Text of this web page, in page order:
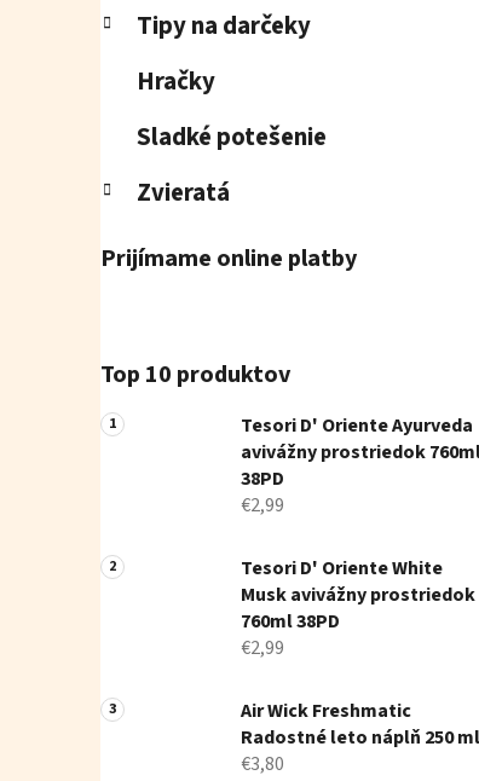
Tipy na darčeky
Hračky
Sladké potešenie
Zvieratá
Prijímame online platby
Top 10 produktov
Tesori D' Oriente Ayurveda
avivážny prostriedok
38PD
€2,99
Tesori D' Oriente White
Musk avivážny prostriedok
760ml 38PD
€2,99
Air Wick Freshmatic
Radostné leto náplň 250 ml
€3,80